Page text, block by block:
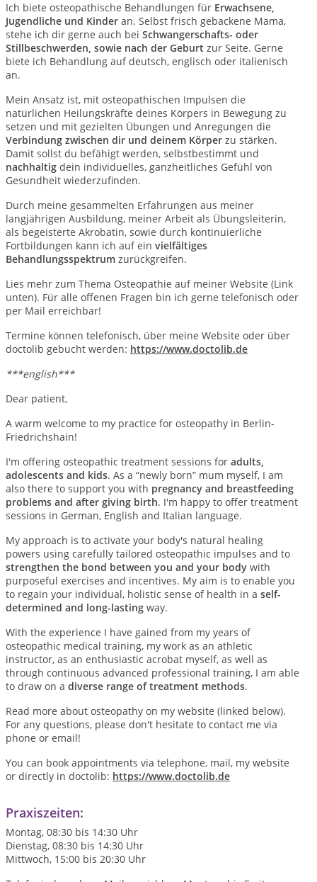
Ich biete osteopathische Behandlungen für Erwachsene,
Jugendliche und Kinder an. Selbst frisch gebackene Mama,
stehe ich dir gerne auch bei Schwangerschafts- oder
Stillbeschwerden, sowie nach der Geburt zur Seite. Gerne
biete ich Behandlung auf deutsch, englisch oder italienisch
an.
Mein Ansatz ist, mit osteopathischen Impulsen die
natürlichen Heilungskräfte deines Körpers in Bewegung zu
setzen und mit gezielten Übungen und Anregungen die
Verbindung zwischen dir und deinem Körper zu stärken.
Damit sollst du befähigt werden, selbstbestimmt und
nachhaltig dein individuelles, ganzheitliches Gefühl von
Gesundheit wiederzufinden.
Durch meine gesammelten Erfahrungen aus meiner
langjährigen Ausbildung, meiner Arbeit als Übungsleiterin,
als begeisterte Akrobatin, sowie durch kontinuierliche
Fortbildungen kann ich auf ein vielfältiges
Behandlungsspektrum zurückgreifen.
Lies mehr zum Thema Osteopathie auf meiner Website (Link
unten). Für alle offenen Fragen bin ich gerne telefonisch oder
per Mail erreichbar!
Termine können telefonisch, über meine Website oder über
doctolib gebucht werden: https://www.doctolib.de
***english***
Dear patient,
A warm welcome to my practice for osteopathy in Berlin-
Friedrichshain!
I'm offering osteopathic treatment sessions for adults,
adolescents and kids. As a “newly born” mum myself, I am
also there to support you with pregnancy and breastfeeding
problems and after giving birth. I'm happy to offer treatment
sessions in German, English and Italian language.
My approach is to activate your body's natural healing
powers using carefully tailored osteopathic impulses and to
strengthen the bond between you and your body with
purposeful exercises and incentives. My aim is to enable you
to regain your individual, holistic sense of health in a self-
determined and long-lasting way.
With the experience I have gained from my years of
osteopathic medical training, my work as an athletic
instructor, as an enthusiastic acrobat myself, as well as
through continuous advanced professional training, I am able
to draw on a diverse range of treatment methods.
Read more about osteopathy on my website (linked below).
For any questions, please don't hesitate to contact me via
phone or email!
You can book appointments via telephone, mail, my website
or directly in doctolib: https://www.doctolib.de
Praxiszeiten:
Montag, 08:30 bis 14:30 Uhr
Dienstag, 08:30 bis 14:30 Uhr
Mittwoch, 15:00 bis 20:30 Uhr